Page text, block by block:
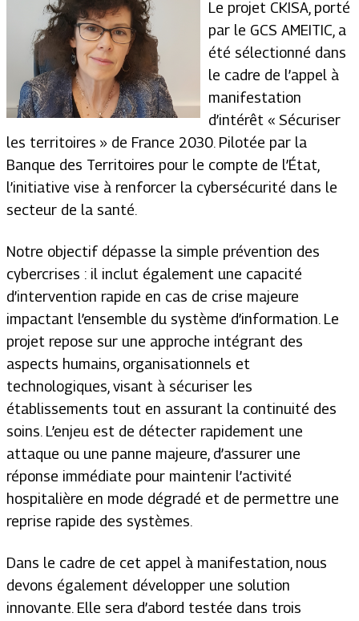
Le projet CKISA, porté
par le GCS AMEITIC, a
été sélectionné dans
le cadre de l’appel à
manifestation
d’intérêt « Sécuriser
les territoires » de France 2030. Pilotée par la
Banque des Territoires pour le compte de l’État,
l’initiative vise à renforcer la cybersécurité dans le
secteur de la santé.
Notre objectif dépasse la simple prévention des
cybercrises : il inclut également une capacité
d’intervention rapide en cas de crise majeure
impactant l’ensemble du système d’information. Le
projet repose sur une approche intégrant des
aspects humains, organisationnels et
technologiques, visant à sécuriser les
établissements tout en assurant la continuité des
soins. L’enjeu est de détecter rapidement une
attaque ou une panne majeure, d’assurer une
réponse immédiate pour maintenir l’activité
hospitalière en mode dégradé et de permettre une
reprise rapide des systèmes.
Dans le cadre de cet appel à manifestation, nous
devons également développer une solution
innovante. Elle sera d’abord testée dans trois